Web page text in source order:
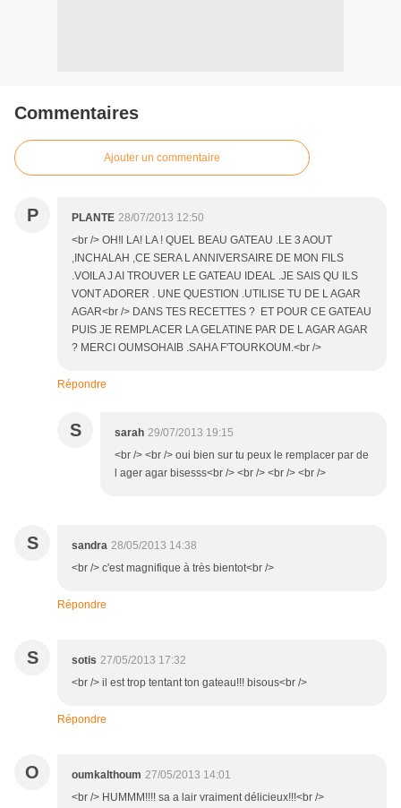
Commentaires
Ajouter un commentaire
P PLANTE 28/07/2013 12:50
<br /> OH!l LA! LA ! QUEL BEAU GATEAU .LE 3 AOUT
,INCHALAH ,CE SERA L ANNIVERSAIRE DE MON FILS
.VOILA J AI TROUVER LE GATEAU IDEAL .JE SAIS QU ILS
VONT ADORER . UNE QUESTION .UTILISE TU DE L AGAR
AGAR<br /> DANS TES RECETTES ? ET POUR CE GATEAU
PUIS JE REMPLACER LA GELATINE PAR DE L AGAR AGAR
? MERCI OUMSOHAIB .SAHA F'TOURKOUM.<br />
Répondre
S sarah 29/07/2013 19:15
<br /> <br /> oui bien sur tu peux le remplacer par de
l ager agar bisesss<br /> <br /> <br /> <br />
S sandra 28/05/2013 14:38
<br /> c'est magnifique à très bientot<br />
Répondre
S sotis 27/05/2013 17:32
<br /> il est trop tentant ton gateau!!! bisous<br />
Répondre
O oumkalthoum 27/05/2013 14:01
<br /> HUMMM!!!! sa a lair vraiment délicieux!!!<br />